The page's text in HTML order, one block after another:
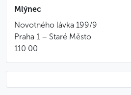
drinque aperitivo
vinho branco
vinho tinto
Bom saber
Mlýnec
Novotného lávka 199/9
Praha 1 – Staré Město
110 00